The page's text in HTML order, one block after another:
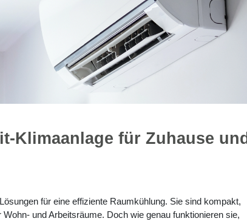
Klimaanlage für Zuhause und
für eine effiziente Raumkühlung. Sie sind kompakt,
und Arbeitsräume. Doch wie genau funktionieren sie,